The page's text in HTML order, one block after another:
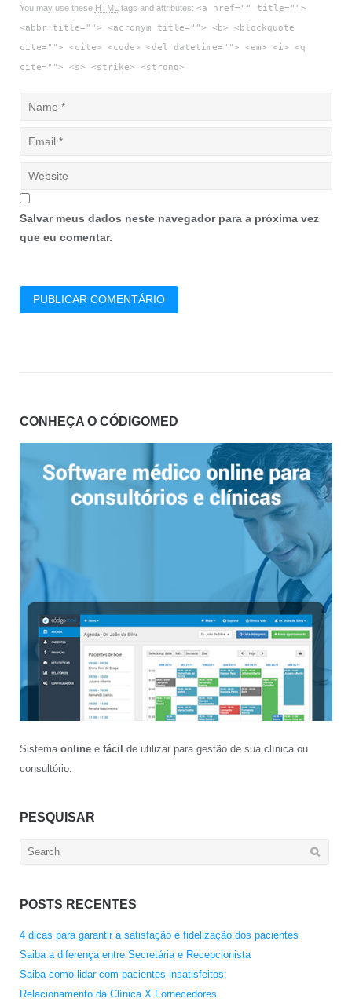
You may use these HTML tags and attributes: <a href="" title="">
<abbr title=""> <acronym title=""> <b> <blockquote
cite=""> <cite> <code> <del datetime=""> <em> <i> <q
cite=""> <s> <strike> <strong>
Salvar meus dados neste navegador para a próxima vez
que eu comentar.
CONHEÇA O CÓDIGOMED
Sistema onlinee fácil de utilizar para gestão de sua clínica ou
consultório.
PESQUISAR
Search
POSTS RECENTES
4 dicas para garantir a satisfação e fidelização dos pacientes
Saiba a diferença entre Secretária e Recepcionista
Saiba como lidar com pacientes insatisfeitos:
Relacionamento da Clínica X Fornecedores